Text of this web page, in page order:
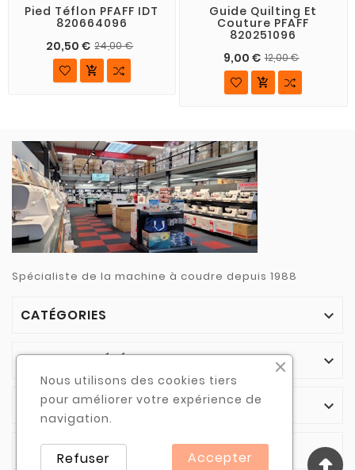
Pied Téflon PFAFF IDT
820664096
20,50 € 24,00 €

Guide Quilting Et
Couture PFAFF
820251096
9,00 € 12,00 €

Spécialiste de la machine à coudre depuis 1988
CATÉGORIES 
NOTRE SOCIÉTÉ 
VOTRE COMPTE 
INFORMATIONS 
Nous utilisons des cookies tiers
pour améliorer votre expérience de
navigation.
Accepter
Refuser